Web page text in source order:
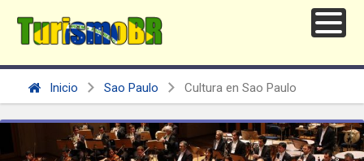
Inicio Sao Paulo Cultura en Sao Paulo